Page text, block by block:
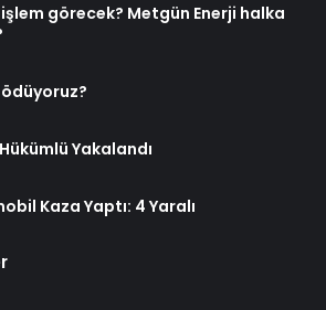
işlem görecek? Metgün Enerji halka
Yakalandı
Kaza Yaptı: 4 Yaralı